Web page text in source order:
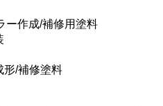
作成/補修用塗料
/補修塗料